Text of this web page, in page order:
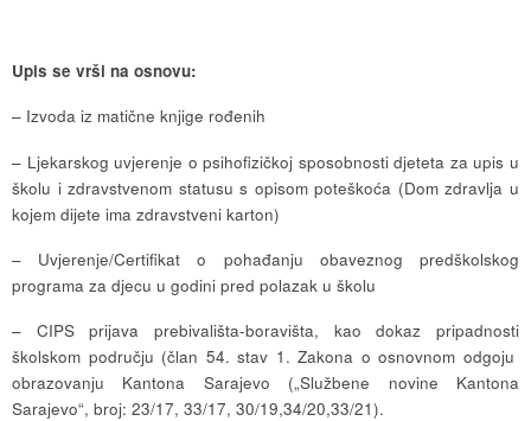
Upis se vrši na osnovu:
– Izvoda iz matične knjige rođenih
– Ljekarskog uvjerenje o psihofizičkoj sposobnosti djeteta za upis u
školu i zdravstvenom statusu s opisom poteškoća (Dom zdravlja u
kojem dijete ima zdravstveni karton)
– Uvjerenje/Certifikat o pohađanju obaveznog predškolskog
programa za djecu u godini pred polazak u školu
– CIPS prijava prebivališta-boravišta, kao dokaz pripadnosti
školskom području (član 54. stav 1. Zakona o osnovnom odgoju
obrazovanju Kantona Sarajevo („Službene novine Kantona
Sarajevo“, broj: 23/17, 33/17, 30/19,34/20,33/21).